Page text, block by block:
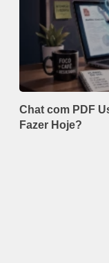
Chat com PDF
Fazer Hoje?